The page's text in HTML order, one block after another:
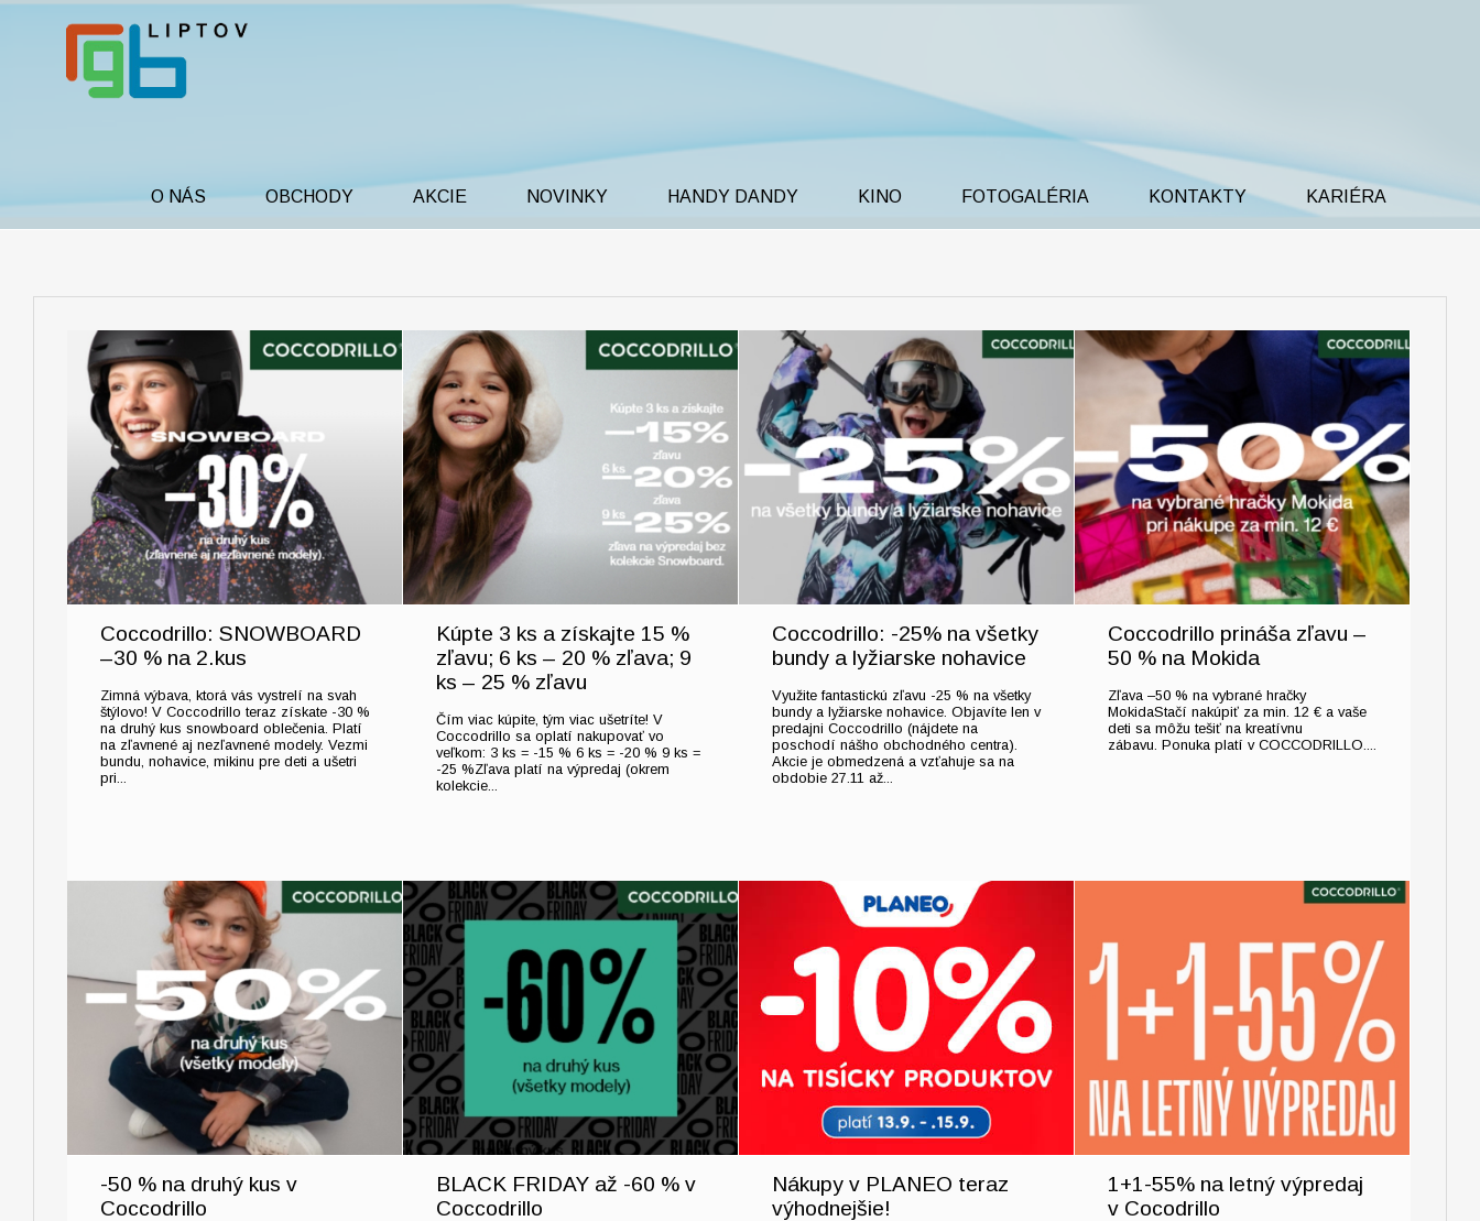
O NÁS OBCHODY AKCIE NOVINKY HANDY DANDY KINO FOTOGALÉRIA KONTAKTY KARIÉRA
Coccodrillo: SNOWBOARD
–30 % na 2.kus
Zimná výbava, ktorá vás vystrelí na svah
štýlovo! V Coccodrillo teraz získate -30 %
na druhý kus snowboard oblečenia. Platí
na zľavnené aj nezľavnené modely. Vezmi
bundu, nohavice, mikinu pre deti a ušetri
pri...
Kúpte 3 ks a získajte 15 %
zľavu; 6 ks – 20 % zľava; 9
ks – 25 % zľavu
Čím viac kúpite, tým viac ušetríte! V
Coccodrillo sa oplatí nakupovať vo
veľkom: 3 ks = -15 % 6 ks = -20 % 9 ks =
-25 %Zľava platí na výpredaj (okrem
kolekcie...
Coccodrillo: -25% na všetky
bundy a lyžiarske nohavice
Využite fantastickú zľavu -25 % na všetky
bundy a lyžiarske nohavice. Objavíte len v
predajni Coccodrillo (nájdete na
poschodí nášho obchodného centra).
Akcie je obmedzená a vzťahuje sa na
obdobie 27.11 až...
Coccodrillo prináša zľavu –
50 % na Mokida
Zľava –50 % na vybrané hračky
MokidaStačí nakúpiť za min. 12 € a vaše
deti sa môžu tešiť na kreatívnu
zábavu. Ponuka platí v COCCODRILLO....
-50 % na druhý kus v
Coccodrillo
BLACK FRIDAY až -60 % v
Coccodrillo
Nákupy v PLANEO teraz
výhodnejšie!
1+1-55% na letný výpredaj
v Cocodrillo